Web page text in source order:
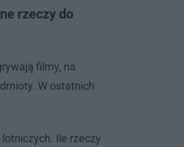
rzeczy do
filmy, na
W ostatnich
Ile rzeczy